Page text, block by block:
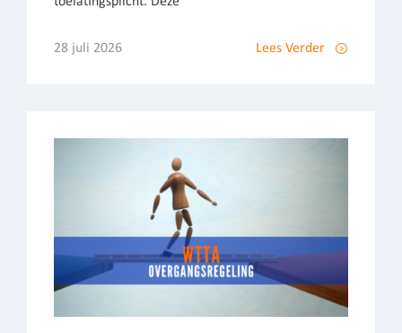
28 juli 2026 Lees Verder